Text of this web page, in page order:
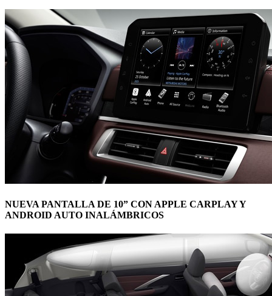
NUEVA PANTALLA DE 10” CON APPLE CARPLAY Y
ANDROID AUTO INALÁMBRICOS